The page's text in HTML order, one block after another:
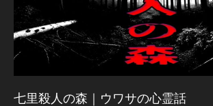
七里殺人の森｜ウワサの心霊話